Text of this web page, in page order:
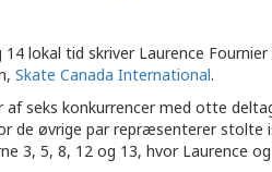
14 lokal tid skriver Laurence
Skate Canada International.
af seks konkurrencer med otte
de øvrige par repræsenterer
3, 5, 8, 12 og 13, hvor Laurence